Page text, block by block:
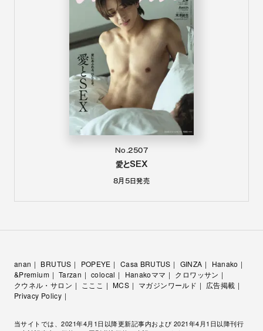
No.2507
愛とSEX
8月5日発売
anan BRUTUS POPEYE Casa BRUTUS GINZA
Hanako
&Premium
Tarzan colocal Hanakoママ
クロワッサン
クウネル・サロン
こここ MCS マガジンワールド
広告掲載
Privacy Policy
当サイトでは、2021年4月1日以降更新記事内および 2021年4月1日以降刊行